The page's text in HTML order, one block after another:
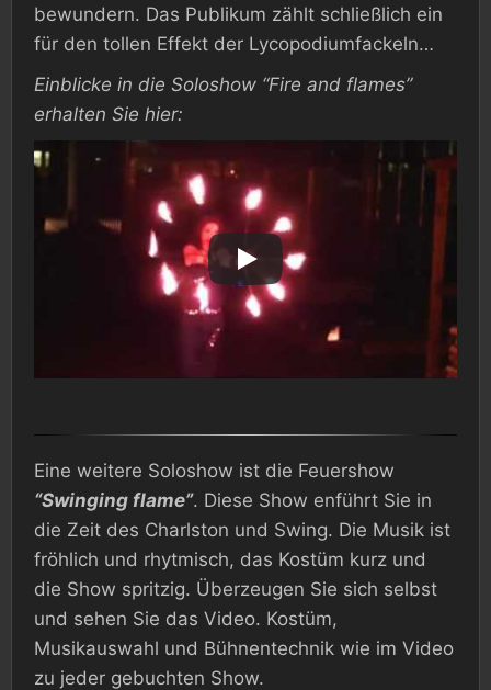
bewundern. Das Publikum zählt schließlich ein
für den tollen Effekt der Lycopodiumfackeln…
Einblicke in die Soloshow “Fire and flames”
erhalten Sie hier:
Eine weitere Soloshow ist die Feuershow
“Swinging flame”. Diese Show enführt Sie in
die Zeit des Charlston und Swing. Die Musik ist
fröhlich und rhytmisch, das Kostüm kurz und
die Show spritzig. Überzeugen Sie sich selbst
und sehen Sie das Video. Kostüm,
Musikauswahl und Bühnentechnik wie im Video
zu jeder gebuchten Show.